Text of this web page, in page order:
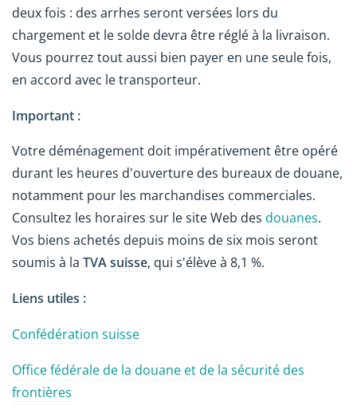
deux fois : des arrhes seront versées lors du
chargement et le solde devra être réglé à la livraison.
Vous pourrez tout aussi bien payer en une seule fois,
en accord avec le transporteur.
Important :
Votre déménagement doit impérativement être opéré
durant les heures d'ouverture des bureaux de douane,
notamment pour les marchandises commerciales.
Consultez les horaires sur le site Web des douanes.
Vos biens achetés depuis moins de six mois seront
soumis à la TVA suisse, qui s'élève à 8,1 %.
Liens utiles :
Confédération suisse
Office fédérale de la douane et de la sécurité des
frontières